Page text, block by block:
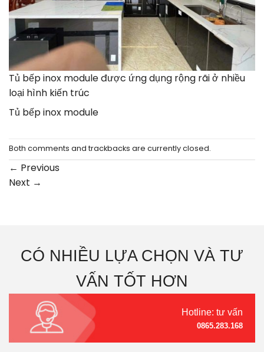
Tủ bếp inox module được ứng dụng rộng rãi ở nhiều
loại hình kiến trúc
Tủ bếp inox module
Both comments and trackbacks are currently closed.
← Previous
Next →
CÓ NHIỀU LỰA CHỌN VÀ TƯ
VẤN TỐT HƠN
Hotline: tư vấn
0865.283.168